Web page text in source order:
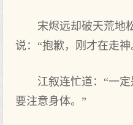
宋烬远却破天荒地
说：“抱歉，刚才在走神
江叙连忙道：“一
要注意身体。”